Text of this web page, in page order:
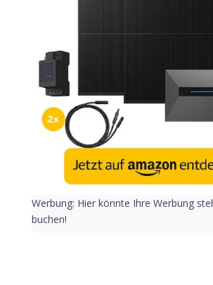
Werbung: Hier könnte Ihre Werbung
buchen!